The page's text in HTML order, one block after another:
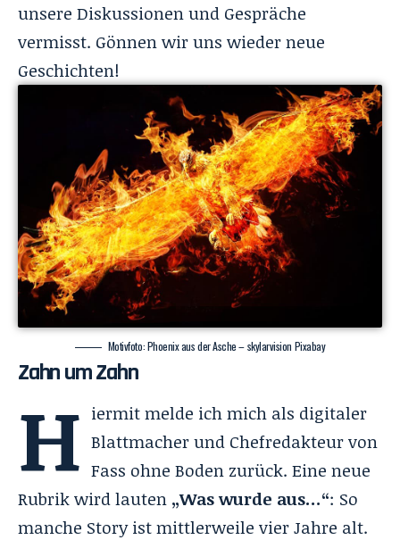
unsere Diskussionen und Gespräche
vermisst. Gönnen wir uns wieder neue
Geschichten!
Motivfoto: Phoenix aus der Asche – skylarvision Pixabay
Zahn um Zahn
H iermit melde ich mich als digitaler
Blattmacher und Chefredakteur von
Fass ohne Boden zurück. Eine neue
Rubrik wird lauten „Was wurde aus…“: So
manche Story ist mittlerweile vier Jahre alt.